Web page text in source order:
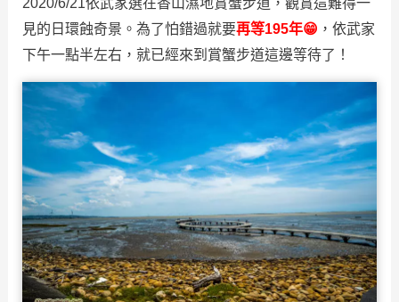
2020/6/21依武家選在香山濕地賞蟹步道，觀賞這難得一
見的日環蝕奇景。為了怕錯過就要再等195年😁 ，依武家
下午一點半左右，就已經來到賞蟹步道這邊等待了！